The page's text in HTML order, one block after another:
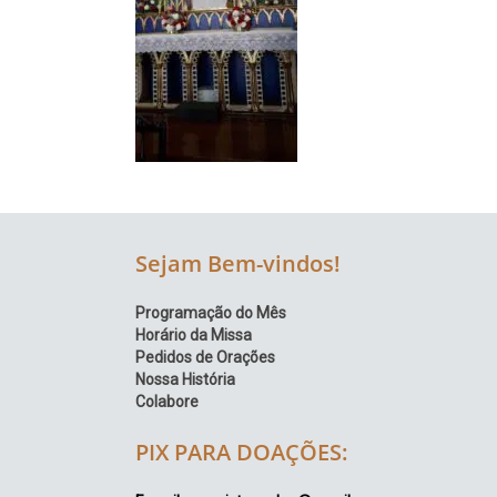
Região
Episcopal
Sé
–
Setor
Bom
Sejam Bem-vindos!
Programação do Mês
Horário da Missa
Pedidos de Orações
Nossa História
Colabore
PIX PARA DOAÇÕES: